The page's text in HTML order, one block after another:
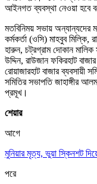
আইনগত ব্যবস্থা নেওয়া হবে
মতবিনিময় সভায় অন্যান্যদের
কর্মকর্তা (ওসি) মাহবুব মিল্কি,
হারুন, চট্রগ্রাম দোকান
উদ্দিন, রাউজান ফকিরহাট
রোয়াজারহাট বাজার ব্যবসায়ী
সমিতির সভাপতি জাহাঙ্গীর
প্রমূখ।
শেয়ার
আগে
মুনিয়ার মৃত্য, ভুয়া স্কিনশট
পরে